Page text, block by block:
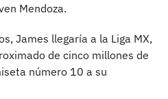
Mendoza.
James llegaría a la Liga MX,
de cinco millones de
número 10 a su